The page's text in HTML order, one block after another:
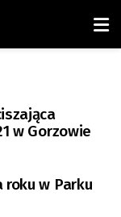
w Gorzowie
w Parku